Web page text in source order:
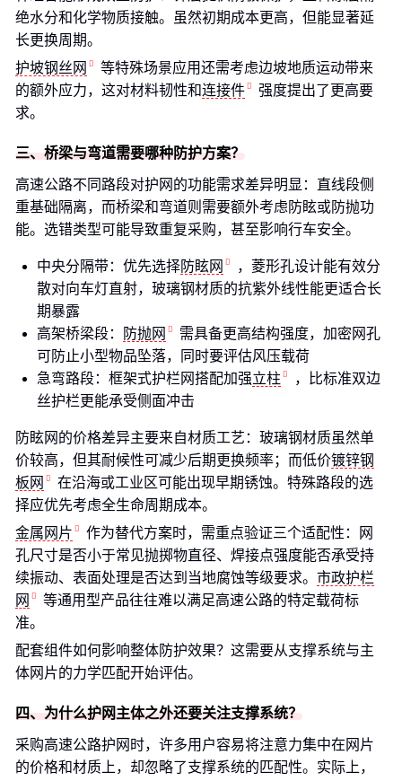
绝水分和化学物质接触。虽然初期成本更高，但能显著延
长更换周期。
护坡钢丝网
等特殊场景应用还需考虑边坡地质运动带来
的额外应力，这对材料韧性和连接件
强度提出了更高要
求。
三、桥梁与弯道需要哪种防护方案？
高速公路不同路段对护网的功能需求差异明显：直线段侧
重基础隔离，而桥梁和弯道则需要额外考虑防眩或防抛功
能。选错类型可能导致重复采购，甚至影响行车安全。
中央分隔带：优先选择防眩网
，菱形孔设计能有效分
散对向车灯直射，玻璃钢材质的抗紫外线性能更适合长
期暴露
高架桥梁段：
防抛网
需具备更高结构强度，加密网孔
可防止小型物品坠落，同时要评估风压载荷
急弯路段：框架式护栏网搭配加强立柱
，比标准双边
丝护栏更能承受侧面冲击
防眩网的价格差异主要来自材质工艺：玻璃钢材质虽然单
价较高，但其耐候性可减少后期更换频率；而低价镀锌钢
板网
在沿海或工业区可能出现早期锈蚀。特殊路段的选
择应优先考虑全生命周期成本。
金属网片
作为替代方案时，需重点验证三个适配性：网
孔尺寸是否小于常见抛掷物直径、焊接点强度能否承受持
续振动、表面处理是否达到当地腐蚀等级要求。 市政护栏
网
等通用型产品往往难以满足高速公路的特定载荷标
准。
配套组件如何影响整体防护效果？这需要从支撑系统与主
体网片的力学匹配开始评估。
四、为什么护网主体之外还要关注支撑系统？
采购高速公路护网时，许多用户容易将注意力集中在网片
的价格和材质上，却忽略了支撑系统的匹配性。实际上，